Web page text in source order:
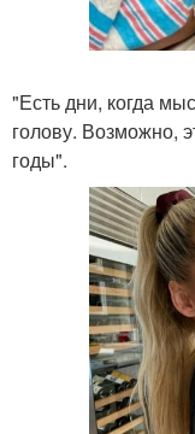
"Есть дни, когда
голову. Возможно,
годы".